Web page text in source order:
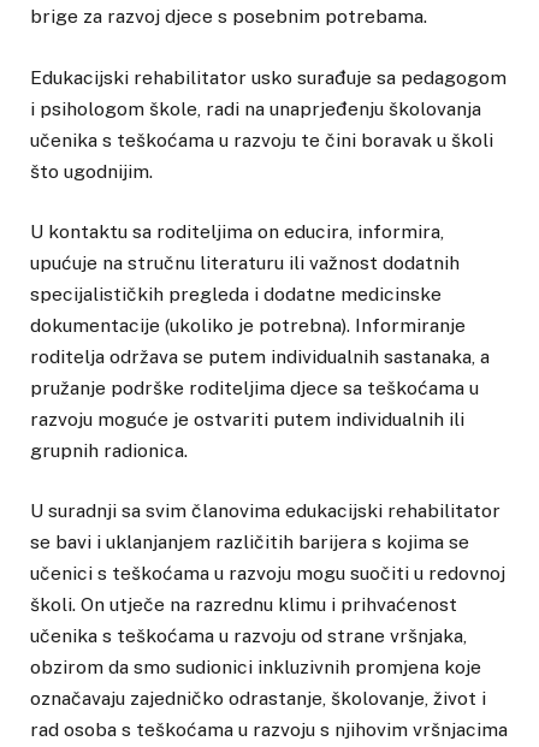
brige za razvoj djece s posebnim potrebama.
Edukacijski rehabilitator usko surađuje sa pedagogom
i psihologom škole, radi na unaprjeđenju školovanja
učenika s teškoćama u razvoju te čini boravak u školi
što ugodnijim.
U kontaktu sa roditeljima on educira, informira,
upućuje na stručnu literaturu ili važnost dodatnih
specijalističkih pregleda i dodatne medicinske
dokumentacije (ukoliko je potrebna). Informiranje
roditelja održava se putem individualnih sastanaka, a
pružanje podrške roditeljima djece sa teškoćama u
razvoju moguće je ostvariti putem individualnih ili
grupnih radionica.
U suradnji sa svim članovima edukacijski rehabilitator
se bavi i uklanjanjem različitih barijera s kojima se
učenici s teškoćama u razvoju mogu suočiti u redovnoj
školi. On utječe na razrednu klimu i prihvaćenost
učenika s teškoćama u razvoju od strane vršnjaka,
obzirom da smo sudionici inkluzivnih promjena koje
označavaju zajedničko odrastanje, školovanje, život i
rad osoba s teškoćama u razvoju s njihovim vršnjacima